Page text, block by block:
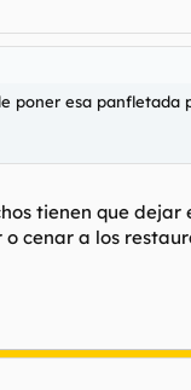
poner esa
tienen que
cenar a los